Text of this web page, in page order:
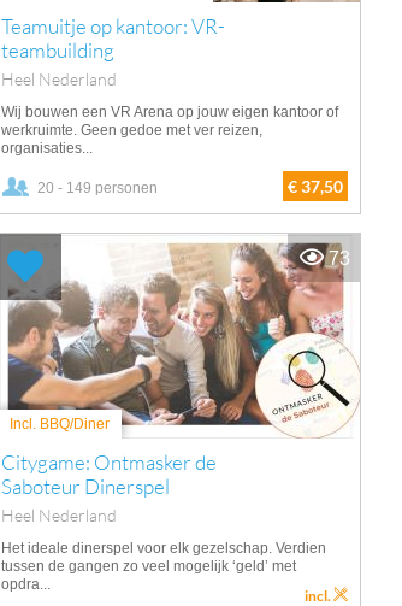
Teamuitje op kantoor: VR-
teambuilding
Heel Nederland
Wij bouwen een VR Arena op jouw eigen kantoor of
werkruimte. Geen gedoe met ver reizen,
organisaties...
20 - 149 personen € 37,50
Incl. BBQ/Diner
Citygame: Ontmasker de
Saboteur Dinerspel
Heel Nederland
Het ideale dinerspel voor elk gezelschap. Verdien
tussen de gangen zo veel mogelijk ‘geld’ met
opdra...
incl.
73